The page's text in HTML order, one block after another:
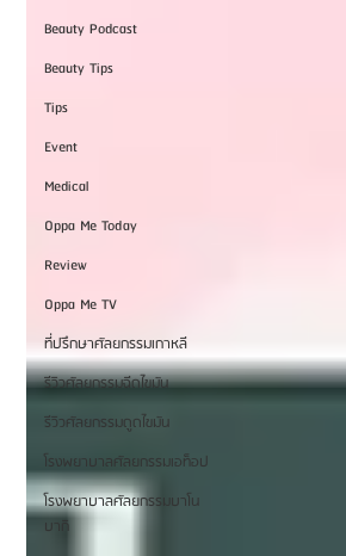
Beauty Podcast
Beauty Tips
Tips
Event
Medical
Oppa Me Today
Review
Oppa Me TV
ที่ปรึกษาศัลยกรรมเกาหลี
รีวิวศัลยกรรมฉีดไขมัน
รีวิวศัลยกรรมดูดไขมัน
โรงพยาบาลศัลยกรรมเอท็อป
โรงพยาบาลศัลยกรรมบาโน
บากิ